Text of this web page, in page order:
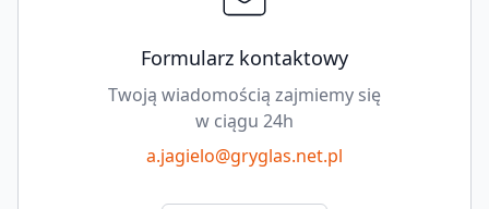
Formularz kontaktowy
Twoją wiadomością zajmiemy się
w ciągu 24h
a.jagielo@gryglas.net.pl